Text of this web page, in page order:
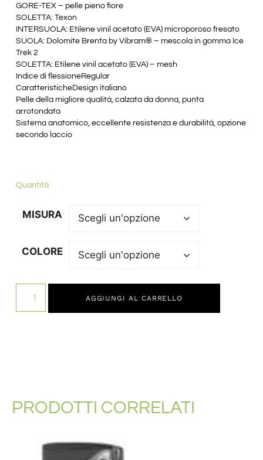
GORE-TEX – pelle pieno fiore
SOLETTA: Texon
INTERSUOLA: Etilene vinil acetato (EVA) microporoso fresato
SUOLA: Dolomite Brenta by Vibram® – mescola in gomma Ice
Trek 2
SOLETTA: Etilene vinil acetato (EVA) – mesh
Indice di flessioneRegular
CaratteristicheDesign italiano
Pelle della migliore qualità, calzata da donna, punta
arrotondata
Sistema anatomico, eccellente resistenza e durabilità, opzione
secondo laccio
Quantità
MISURA
COLORE
AGGIUNGI AL CARRELLO
PRODOTTI CORRELATI